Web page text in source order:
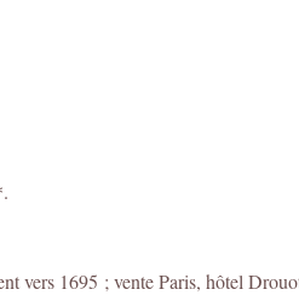
vers 1695 ; vente Paris, hôtel